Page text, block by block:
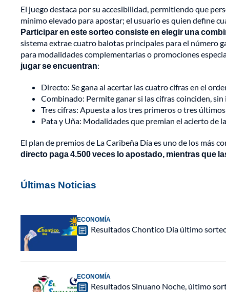
El juego destaca por su accesibilidad, permitiendo que
mínimo elevado para apostar; el usuario es quien define
Participar en este sorteo consiste en elegir una
sistema extrae cuatro balotas principales para el número
para modalidades complementarias o promociones
jugar se encuentran:
Directo: Se gana al acertar las cuatro cifras en el
Combinado: Permite ganar si las cifras coinciden,
Tres cifras: Apuesta a los tres primeros o tres
Pata y Uña: Modalidades que premian el acierto de
El plan de premios de La Caribeña Día es uno de los más
directo paga 4.500 veces lo apostado, mientras que
Últimas Noticias
ECONOMÍA
Resultados Chontico Día último
ECONOMÍA
Resultados Sinuano Noche, último